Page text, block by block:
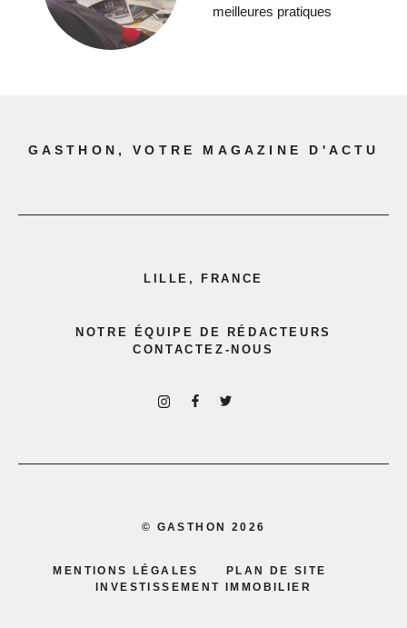
meilleures pratiques
GASTHON, VOTRE MAGAZINE D'ACTU
LILLE, FRANCE
NOTRE ÉQUIPE DE RÉDACTEURS
CONTACTEZ-NOUS
© GASTHON 2026
MENTIONS LÉGALES
PLAN DE SITE
INVESTISSEMENT IMMOBILIER